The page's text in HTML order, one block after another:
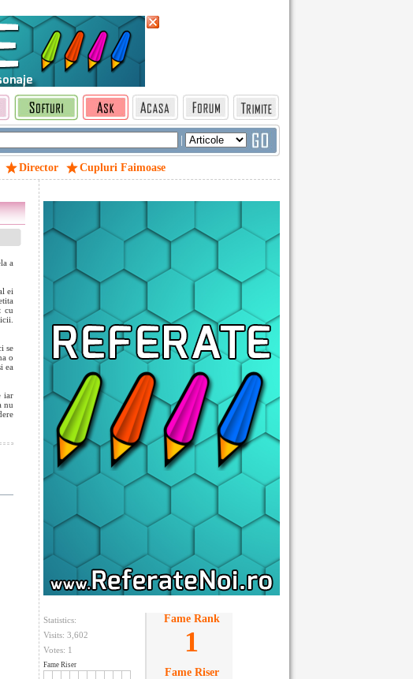
|
Director Cupluri Faimoase
Statistics:
Visits: 3,602
Votes: 1
Fame Riser
Fame Rank
1
Fame Riser
a
ei
cu
se
o
ea
iar
nu